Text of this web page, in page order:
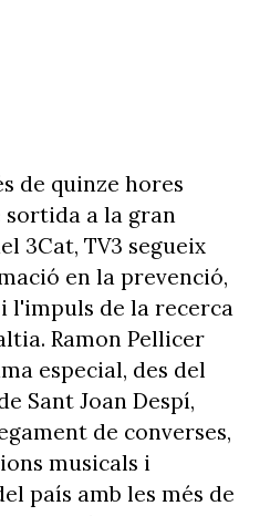
de quinze hores
a la gran
3Cat, TV3 segueix
en la prevenció,
l'impuls de la recerca
Ramon Pellicer
especial, des del
Sant Joan Despí,
de converses,
musicals i
país amb les més de